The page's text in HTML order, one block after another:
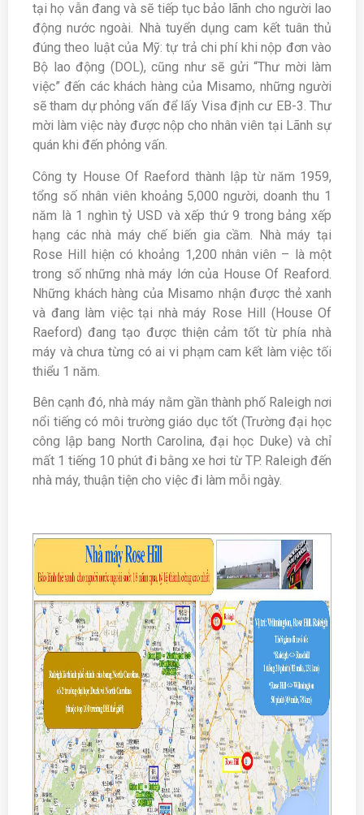
tại họ vẫn đang và sẽ tiếp tục bảo lãnh cho người lao
động nước ngoài. Nhà tuyển dụng cam kết tuân thủ
đúng theo luật của Mỹ: tự trả chi phí khi nộp đơn vào
Bộ lao động (DOL), cũng như sẽ gửi “Thư mời làm
việc” đến các khách hàng của Misamo, những người
sẽ tham dự phỏng vấn để lấy Visa định cư EB-3. Thư
mời làm việc này được nộp cho nhân viên tại Lãnh sự
quán khi đến phỏng vấn.
Công ty House Of Raeford thành lập từ năm 1959,
tổng số nhân viên khoảng 5,000 người, doanh thu 1
năm là 1 nghìn tỷ USD và xếp thứ 9 trong bảng xếp
hạng các nhà máy chế biến gia cầm. Nhà máy tại
Rose Hill hiện có khoảng 1,200 nhân viên – là một
trong số những nhà máy lớn của House Of Reaford.
Những khách hàng của Misamo nhận được thẻ xanh
và đang làm việc tại nhà máy Rose Hill (House Of
Raeford) đang tạo được thiện cảm tốt từ phía nhà
máy và chưa từng có ai vi phạm cam kết làm việc tối
thiểu 1 năm.
Bên cạnh đó, nhà máy nằm gần thành phố Raleigh nơi
nổi tiếng có môi trường giáo dục tốt (Trường đại học
công lập bang North Carolina, đại học Duke) và chỉ
mất 1 tiếng 10 phút đi bằng xe hơi từ TP. Raleigh đến
nhà máy, thuận tiện cho việc đi làm mỗi ngày.